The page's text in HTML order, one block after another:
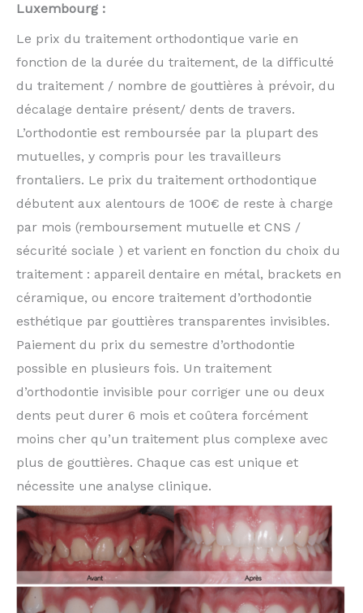
Luxembourg :
Le prix du traitement orthodontique varie en
fonction de la durée du traitement, de la difficulté
du traitement / nombre de gouttières à prévoir, du
décalage dentaire présent/ dents de travers.
L’orthodontie est remboursée par la plupart des
mutuelles, y compris pour les travailleurs
frontaliers. Le prix du traitement orthodontique
débutent aux alentours de 100€ de reste à charge
par mois (remboursement mutuelle et CNS /
sécurité sociale ) et varient en fonction du choix du
traitement : appareil dentaire en métal, brackets en
céramique, ou encore traitement d’orthodontie
esthétique par gouttières transparentes invisibles.
Paiement du prix du semestre d’orthodontie
possible en plusieurs fois. Un traitement
d’orthodontie invisible pour corriger une ou deux
dents peut durer 6 mois et coûtera forcément
moins cher qu’un traitement plus complexe avec
plus de gouttières. Chaque cas est unique et
nécessite une analyse clinique.